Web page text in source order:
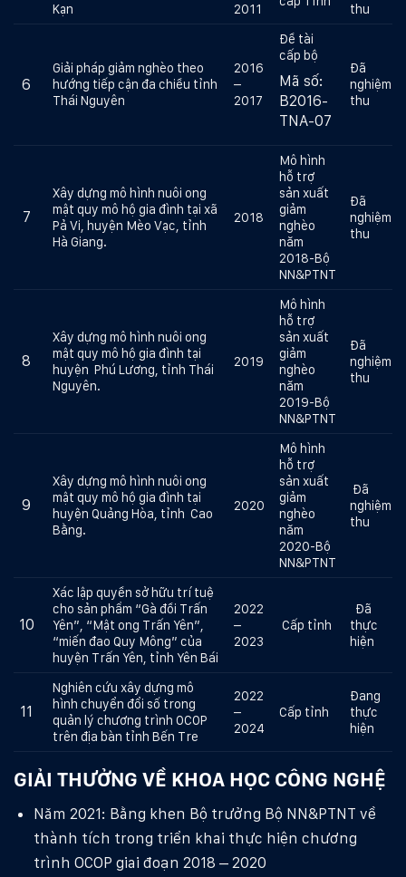
Kạn 2011 thu
6
Giải pháp giảm nghèo theo
hướng tiếp cận đa chiều tỉnh
Thái Nguyên
2016
–
2017
Đề tài
cấp bộ
Mã số:
B2016-
TNA-07
Đã
nghiệm
thu
7
Xây dựng mô hình nuôi ong
mật quy mô hộ gia đình tại xã
Pả Vi, huyện Mèo Vạc, tỉnh
Hà Giang.
2018
Mô hình
hỗ trợ
sản xuất
giảm
nghèo
năm
2018-Bộ
NN&PTNT
Đã
nghiệm
thu
8
Xây dựng mô hình nuôi ong
mật quy mô hộ gia đình tại
huyện Phú Lương, tỉnh Thái
Nguyên.
2019
Mô hình
hỗ trợ
sản xuất
giảm
nghèo
năm
2019-Bộ
NN&PTNT
Đã
nghiệm
thu
9
Xây dựng mô hình nuôi ong
mật quy mô hộ gia đình tại
huyện Quảng Hòa, tỉnh Cao
Bằng.
2020
Mô hình
hỗ trợ
sản xuất
giảm
nghèo
năm
2020-Bộ
NN&PTNT
Đã
nghiệm
thu
10
Xác lập quyền sở hữu trí tuệ
cho sản phẩm “Gà đồi Trấn
Yên”, “Mật ong Trấn Yên”,
“miến đao Quy Mông” của
huyện Trấn Yên, tỉnh Yên Bái
2022
–
2023
Cấp tỉnh
Đã
thực
hiện
11
Nghiên cứu xây dựng mô
hình chuyển đổi số trong
quản lý chương trình OCOP
trên địa bàn tỉnh Bến Tre
2022
–
2024
Cấp tỉnh
Đang
thực
hiện
GIẢI THƯỞNG VỀ KHOA HỌC CÔNG NGHỆ
Năm 2021: Bằng khen Bộ trưởng Bộ NN&PTNT về
thành tích trong triển khai thực hiện chương
trình OCOP giai đoạn 2018 – 2020